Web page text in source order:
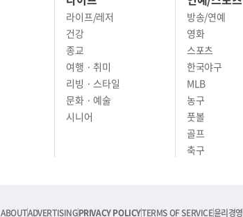
라이프/레저
건강
종교
여행 · 취미
리빙 · 스타일
문화 · 예술
시니어
방송/연예
영화
스포츠
한국야구
MLB
농구
풋볼
골프
축구
ABOUTADVERTISINGPRIVACY POLICYTERMS OF SERVICE윤리경영